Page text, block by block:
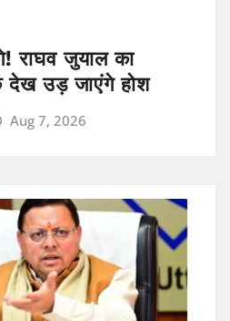
राघव जुयाल का
उड़ जाएंगे होश
Aug 7, 2026